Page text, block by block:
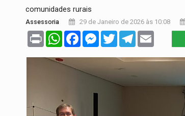
comunidades rurais
Assessoria 29 de Janeiro de 2026 às 10:08
Print WhatsAppFacebookMessenger
TwitterTelegram